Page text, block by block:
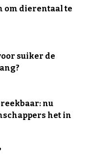
om dierentaal te
suiker de
nu
het in